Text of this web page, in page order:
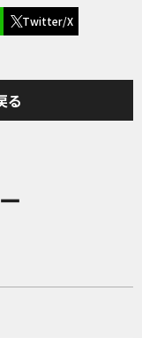
Twitter/X
る